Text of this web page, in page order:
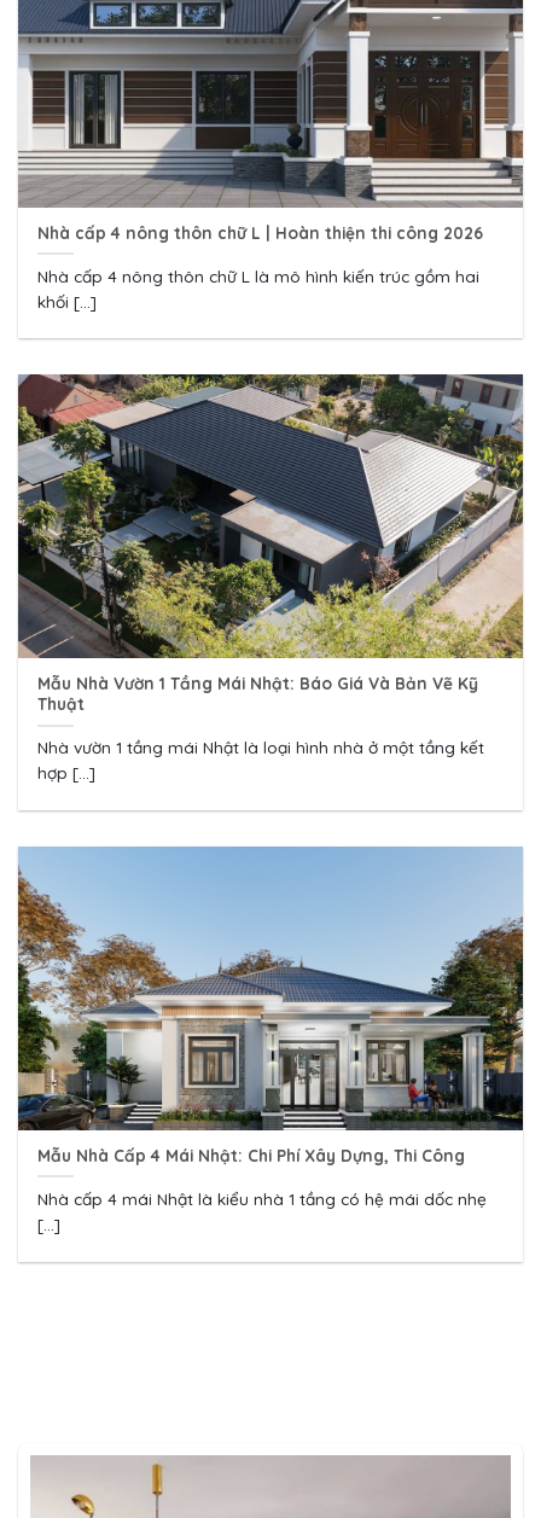
Nhà cấp 4 nông thôn chữ L | Hoàn thiện thi công 2026
Nhà cấp 4 nông thôn chữ L là mô hình kiến trúc gồm hai
khối [...]
Mẫu Nhà Vườn 1 Tầng Mái Nhật: Báo Giá Và Bản Vẽ Kỹ
Thuật
Nhà vườn 1 tầng mái Nhật là loại hình nhà ở một tầng kết
hợp [...]
Mẫu Nhà Cấp 4 Mái Nhật: Chi Phí Xây Dựng, Thi Công
Nhà cấp 4 mái Nhật là kiểu nhà 1 tầng có hệ mái dốc nhẹ
[...]